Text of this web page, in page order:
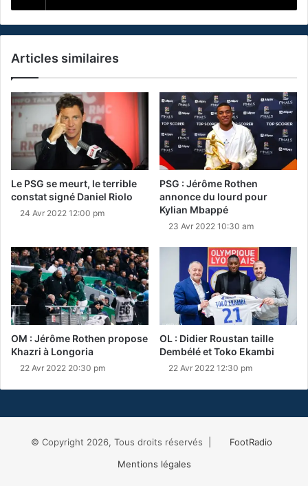
Articles similaires
Le PSG se meurt, le terrible
constat signé Daniel Riolo
24 Avr 2022 12:00 pm
PSG : Jérôme Rothen
annonce du lourd pour
Kylian Mbappé
23 Avr 2022 10:30 am
OM : Jérôme Rothen propose
Khazri à Longoria
22 Avr 2022 20:30 pm
OL : Didier Roustan taille
Dembélé et Toko Ekambi
22 Avr 2022 12:30 pm
© Copyright 2026, Tous droits réservés |
FootRadio
Mentions légales